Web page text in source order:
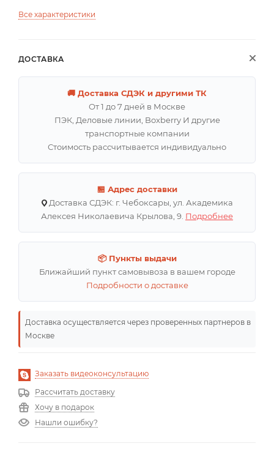
Все характеристики
ДОСТАВКА
🚚 Доставка СДЭК и другими ТК
От 1 до 7 дней в Москве
ПЭК, Деловые линии, Boxberry И другие
транспортные компании
Стоимость рассчитывается индивидуально
🏪 Адрес доставки
Доставка СДЭК: г. Чебоксары, ул. Академика
Алексея Николаевича Крылова, 9. Подробнее
📦 Пункты выдачи
Ближайший пункт самовывоза в вашем городе
Подробности о доставке
Доставка осуществляется через проверенных партнеров в
Москве
Заказать видеоконсультацию
Рассчитать доставку
Хочу в подарок
Нашли ошибку?